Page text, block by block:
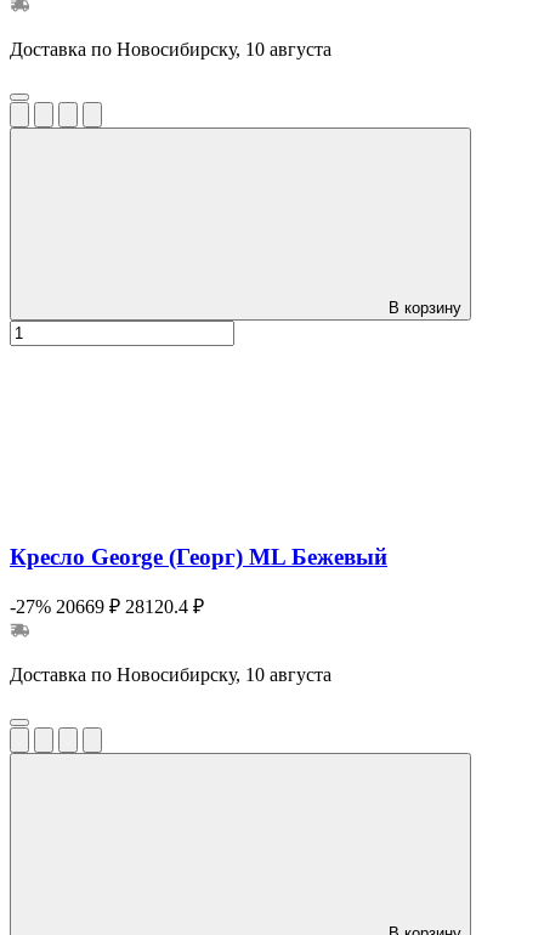
Доставка по Новосибирску, 10 августа
В корзину
Кресло George (Георг) ML Бежевый
-27% 20669 ₽ 28120.4 ₽
Доставка по Новосибирску, 10 августа